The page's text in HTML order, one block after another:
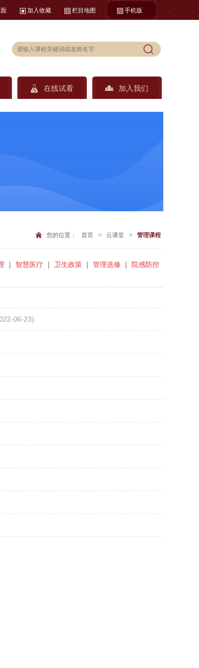
加入收藏 栏目地图 手机版
在线试看 加入我们
您的位置： 首页 > 云课堂 > 管理课程
｜ 智慧医疗 ｜ 卫生政策 ｜ 管理选修 ｜
院感防控
06-23)